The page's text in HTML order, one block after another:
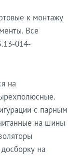
к монтажу
Все
014-
на
с парным
на шины
на